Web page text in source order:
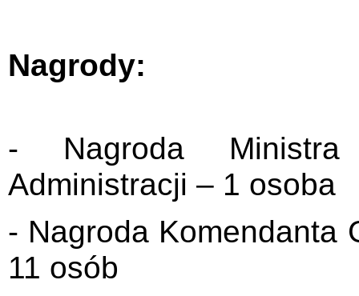
Nagrody:
- Nagroda
Administracji – 1 osoba
- Nagroda Komendanta
11 osób